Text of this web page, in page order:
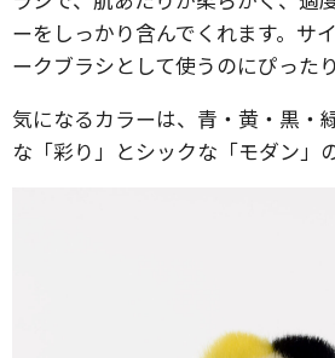
ーをしっかり含んでくれます。サ
ークブラシとして使うのにぴった
気になるカラーは、青・黄・黒・
な「彩り」とシックな「モダン」